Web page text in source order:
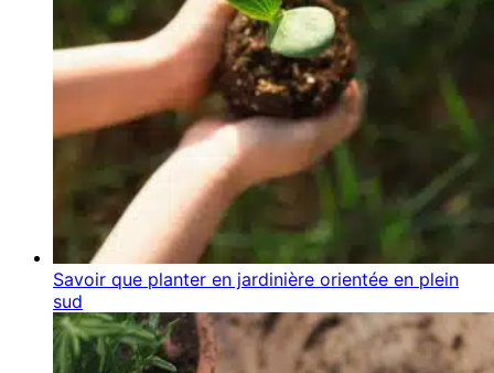
Savoir que planter en jardinière orientée en plein
sud